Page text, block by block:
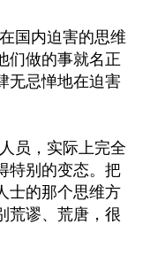
国内迫害的思维
们做的事就名正
无忌惮地在迫害
员，实际上完全
特别的变态。把
士的那个思维方
荒谬、荒唐，很